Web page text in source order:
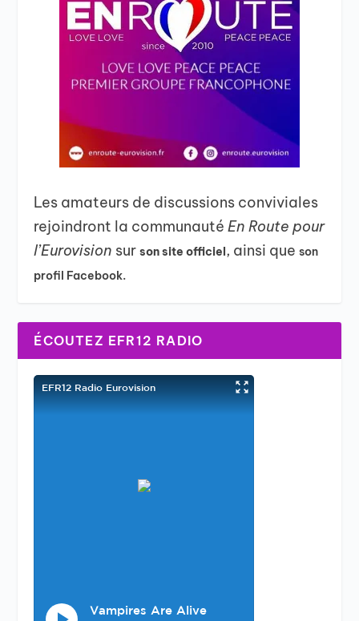
Les amateurs de discussions conviviales
rejoindront la communautéEn Route pour
l’Eurovision surson site officiel, ainsi queson
profil Facebook.
ÉCOUTEZ EFR12 RADIO